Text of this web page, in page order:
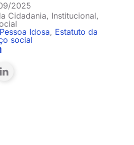
2025
Cidadania, Institucional,
Idosa, Estatuto da
social